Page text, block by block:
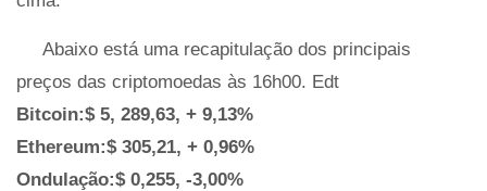
Abaixo está uma recapitulação dos principais
preços das criptomoedas às 16h00. Edt
Bitcoin:$ 5, 289,63, + 9,13%
Ethereum:$ 305,21, + 0,96%
Ondulação:$ 0,255, -3,00%